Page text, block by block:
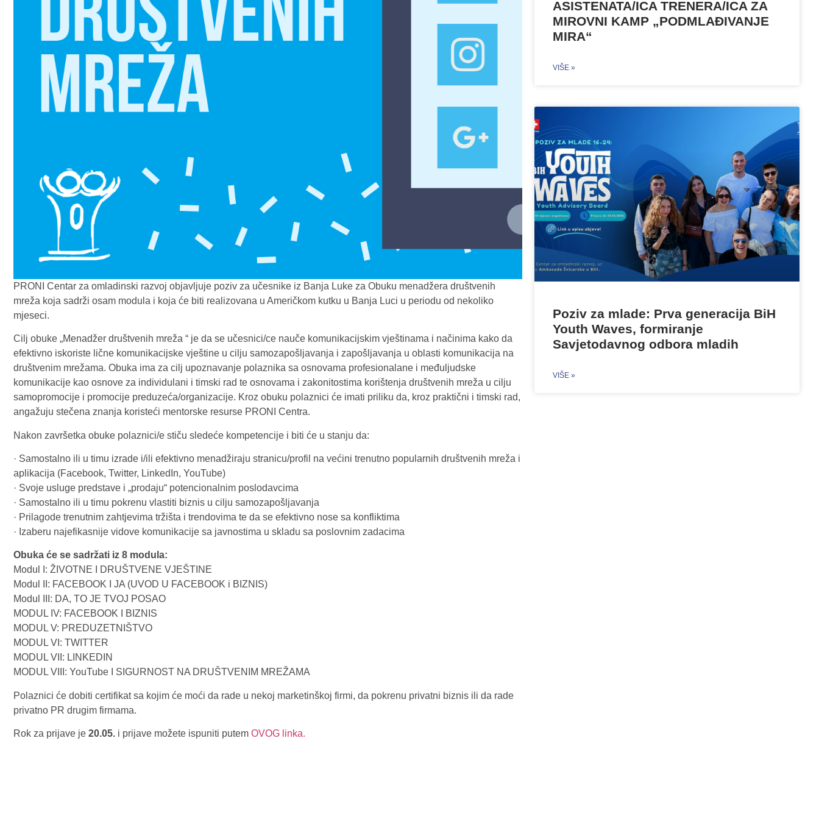
PRONI Centar za omladinski razvoj objavljuje poziv za učesnike iz Banja Luke za Obuku menadžera društvenih
mreža koja sadrži osam modula i koja će biti realizovana u Američkom kutku u Banja Luci u periodu od nekoliko
mjeseci.
Cilj obuke „Menadžer društvenih mreža “ je da se učesnici/ce nauče komunikacijskim vještinama i načinima kako da
efektivno iskoriste lične komunikacijske vještine u cilju samozapošljavanja i zapošljavanja u oblasti komunikacija na
društvenim mrežama. Obuka ima za cilj upoznavanje polaznika sa osnovama profesionalane i međuljudske
komunikacije kao osnove za individulani i timski rad te osnovama i zakonitostima korištenja društvenih mreža u cilju
samopromocije i promocije preduzeća/organizacije. Kroz obuku polaznici će imati priliku da, kroz praktični i timski rad,
angažuju stečena znanja koristeći mentorske resurse PRONI Centra.
Nakon završetka obuke polaznici/e stiču sledeće kompetencije i biti će u stanju da:
· Samostalno ili u timu izrade i/ili efektivno menadžiraju stranicu/profil na većini trenutno popularnih društvenih mreža i
aplikacija (Facebook, Twitter, LinkedIn, YouTube)
· Svoje usluge predstave i „prodaju“ potencionalnim poslodavcima
· Samostalno ili u timu pokrenu vlastiti biznis u cilju samozapošljavanja
· Prilagode trenutnim zahtjevima tržišta i trendovima te da se efektivno nose sa konfliktima
· Izaberu najefikasnije vidove komunikacije sa javnostima u skladu sa poslovnim zadacima
Obuka će se sadržati iz 8 modula:
Modul I: ŽIVOTNE I DRUŠTVENE VJEŠTINE
Modul II: FACEBOOK I JA (UVOD U FACEBOOK i BIZNIS)
Modul III: DA, TO JE TVOJ POSAO
MODUL IV: FACEBOOK I BIZNIS
MODUL V: PREDUZETNIŠTVO
MODUL VI: TWITTER
MODUL VII: LINKEDIN
MODUL VIII: YouTube I SIGURNOST NA DRUŠTVENIM MREŽAMA
Polaznici će dobiti certifikat sa kojim će moći da rade u nekoj marketinškoj firmi, da pokrenu privatni biznis ili da rade
privatno PR drugim firmama.
Rok za prijave je 20.05. i prijave možete ispuniti putem OVOG linka.
ASISTENATA/ICA TRENERA/ICA ZA
MIROVNI KAMP „PODMLAĐIVANJE
MIRA“
VIŠE »
Poziv za mlade: Prva generacija BiH
Youth Waves, formiranje
Savjetodavnog odbora mladih
VIŠE »